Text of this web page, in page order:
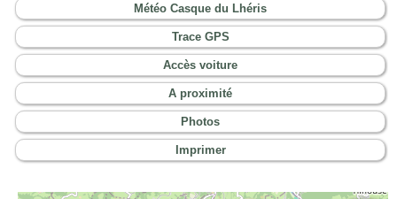
Météo Casque du Lhéris
Trace GPS
Accès voiture
A proximité
Photos
Imprimer